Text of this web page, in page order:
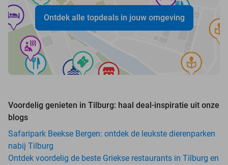
Ontdek alle topdeals in jouw omgeving
Voordelig genieten in Tilburg: haal deal-inspiratie uit onze
blogs
Safaripark Beekse Bergen: ontdek de leukste dierenparken
nabij Tilburg
Ontdek voordelig de beste Griekse restaurants in Tilburg en